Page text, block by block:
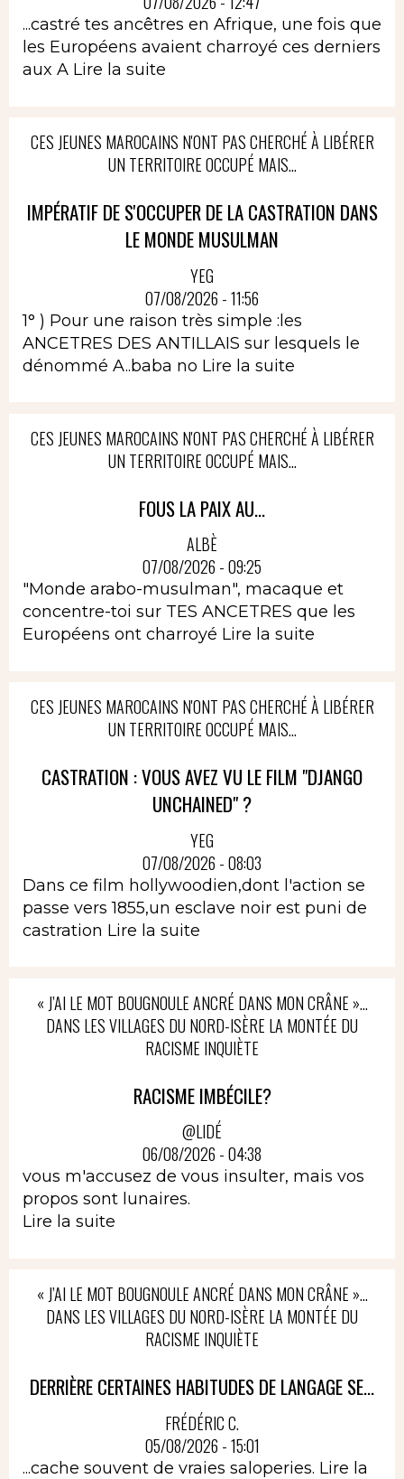
...castré tes ancêtres en Afrique, une fois que
les Européens avaient charroyé ces derniers
aux A Lire la suite
CES JEUNES MAROCAINS N'ONT PAS CHERCHÉ À LIBÉRER
UN TERRITOIRE OCCUPÉ MAIS...
IMPÉRATIF DE S'OCCUPER DE LA CASTRATION DANS
LE MONDE MUSULMAN
YEG
07/08/2026 - 11:56
1° ) Pour une raison très simple :les
ANCETRES DES ANTILLAIS sur lesquels le
dénommé A..baba no Lire la suite
CES JEUNES MAROCAINS N'ONT PAS CHERCHÉ À LIBÉRER
UN TERRITOIRE OCCUPÉ MAIS...
FOUS LA PAIX AU...
ALBÈ
07/08/2026 - 09:25
"Monde arabo-musulman", macaque et
concentre-toi sur TES ANCETRES que les
Européens ont charroyé Lire la suite
CES JEUNES MAROCAINS N'ONT PAS CHERCHÉ À LIBÉRER
UN TERRITOIRE OCCUPÉ MAIS...
CASTRATION : VOUS AVEZ VU LE FILM "DJANGO
UNCHAINED" ?
YEG
07/08/2026 - 08:03
Dans ce film hollywoodien,dont l'action se
passe vers 1855,un esclave noir est puni de
castration Lire la suite
« J’AI LE MOT BOUGNOULE ANCRÉ DANS MON CRÂNE »…
DANS LES VILLAGES DU NORD-ISÈRE LA MONTÉE DU
RACISME INQUIÈTE
RACISME IMBÉCILE?
@LIDÉ
06/08/2026 - 04:38
vous m'accusez de vous insulter, mais vos
propos sont lunaires.
Lire la suite
« J’AI LE MOT BOUGNOULE ANCRÉ DANS MON CRÂNE »…
DANS LES VILLAGES DU NORD-ISÈRE LA MONTÉE DU
RACISME INQUIÈTE
DERRIÈRE CERTAINES HABITUDES DE LANGAGE SE...
FRÉDÉRIC C.
05/08/2026 - 15:01
...cache souvent de vraies saloperies. Lire la